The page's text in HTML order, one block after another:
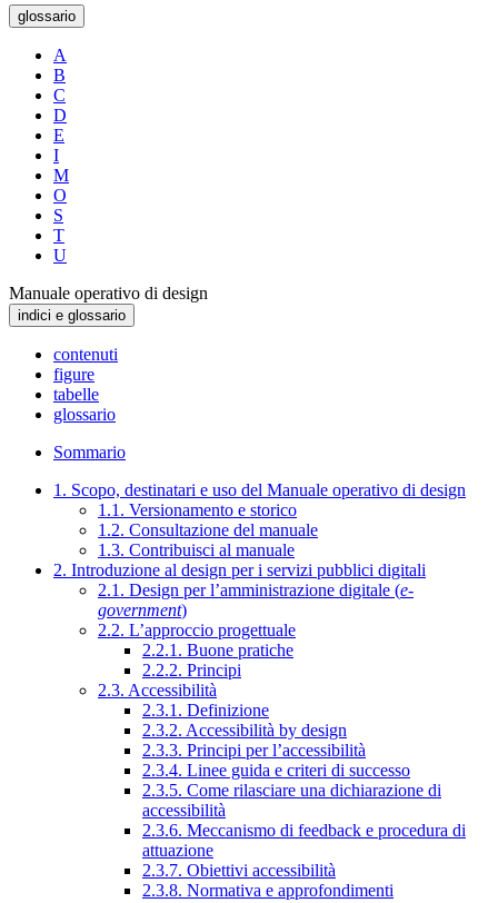
glossario
A
B
C
D
E
I
M
O
S
T
U
Manuale operativo di design
indici e glossario
contenuti
figure
tabelle
glossario
Sommario
1. Scopo, destinatari e uso del Manuale operativo di design
1.1. Versionamento e storico
1.2. Consultazione del manuale
1.3. Contribuisci al manuale
2. Introduzione al design per i servizi pubblici digitali
2.1. Design per l’amministrazione digitale (e-
government)
2.2. L’approccio progettuale
2.2.1. Buone pratiche
2.2.2. Principi
2.3. Accessibilità
2.3.1. Definizione
2.3.2. Accessibilità by design
2.3.3. Principi per l’accessibilità
2.3.4. Linee guida e criteri di successo
2.3.5. Come rilasciare una dichiarazione di
accessibilità
2.3.6. Meccanismo di feedback e procedura di
attuazione
2.3.7. Obiettivi accessibilità
2.3.8. Normativa e approfondimenti